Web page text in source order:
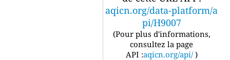
aqicn.org/data-platform/a
pi/H9007
(Pour plus d'informations,
consultez la page
API :aqicn.org/api/ )